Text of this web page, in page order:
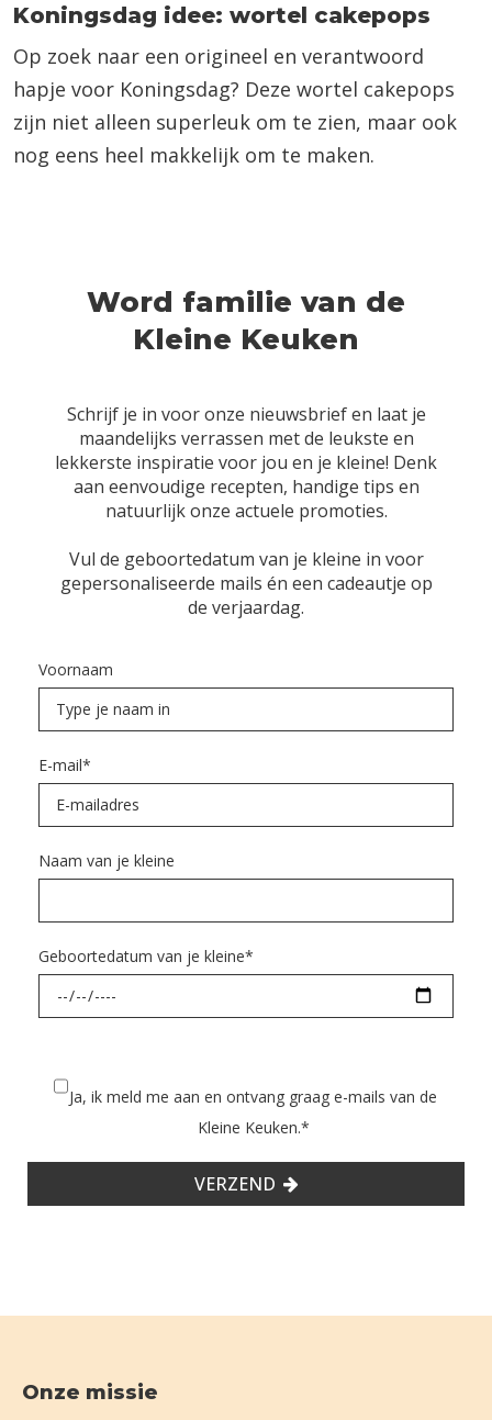
Koningsdag idee: wortel cakepops
Op zoek naar een origineel en verantwoord
hapje voor Koningsdag? Deze wortel cakepops
zijn niet alleen superleuk om te zien, maar ook
nog eens heel makkelijk om te maken.
Word familie van de
Kleine Keuken
Schrijf je in voor onze nieuwsbrief en laat je
maandelijks verrassen met de leukste en
lekkerste inspiratie voor jou en je kleine! Denk
aan eenvoudige recepten, handige tips en
natuurlijk onze actuele promoties.
Vul de geboortedatum van je kleine in voor
gepersonaliseerde mails én een cadeautje op
de verjaardag.
Voornaam
E-mail*
Naam van je kleine
Geboortedatum van je kleine*
Ja, ik meld me aan en ontvang graag e-mails van de
Kleine Keuken.*
VERZEND
Footer
Onze missie